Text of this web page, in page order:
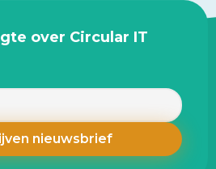
over Circular IT